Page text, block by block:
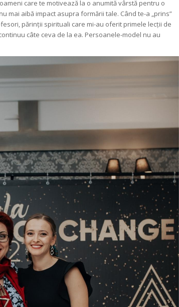
care te motivează la o anumită vârstă pentru o
mai aibă impact asupra formării tale. Când te-a „prins”
părinții spirituali care mi-au oferit primele lecții de
câte ceva de la ea. Persoanele-model nu au